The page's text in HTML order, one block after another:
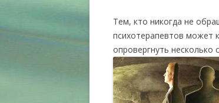
Тем, кто никогда не
психотерапевтов может
опровергнуть несколько